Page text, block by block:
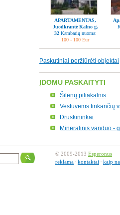
APARTAMENTAS,
Juodkrantė Kalno g.
32 Kambarių nuoma:
100 - 100 Eur
Paskutiniai peržiūrėti objektai
ĮDOMU PASKAITYTI
Šilėnų piliakalnis
Vestuvėms tinkančių
Druskininkai
Mineralinis vanduo -
© 2009-2013 Esperonus
reklama
kontaktai kaip